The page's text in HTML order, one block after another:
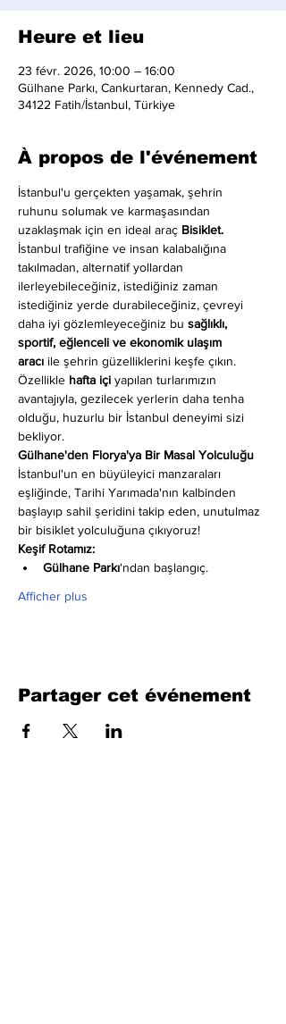
Heure et lieu
23 févr. 2026, 10:00 – 16:00
Gülhane Parkı, Cankurtaran, Kennedy Cad.,
34122 Fatih/İstanbul, Türkiye
À propos de l'événement
İstanbul'u gerçekten yaşamak, şehrin
ruhunu solumak ve karmaşasından
uzaklaşmak için en ideal araç Bisiklet.
İstanbul trafiğine ve insan kalabalığına
takılmadan, alternatif yollardan
ilerleyebileceğiniz, istediğiniz zaman
istediğiniz yerde durabileceğiniz, çevreyi
daha iyi gözlemleyeceğiniz bu sağlıklı,
sportif, eğlenceli ve ekonomik ulaşım
aracı ile şehrin güzelliklerini keşfe çıkın.
Özellikle hafta içi yapılan turlarımızın
avantajıyla, gezilecek yerlerin daha tenha
olduğu, huzurlu bir İstanbul deneyimi sizi
bekliyor.
Gülhane'den Florya'ya Bir Masal Yolculuğu
İstanbul'un en büyüleyici manzaraları
eşliğinde, Tarihi Yarımada'nın kalbinden
başlayıp sahil şeridini takip eden, unutulmaz
bir bisiklet yolculuğuna çıkıyoruz!
Keşif Rotamız:
Gülhane Parkı'ndan başlangıç.
Afficher plus
Partager cet événement